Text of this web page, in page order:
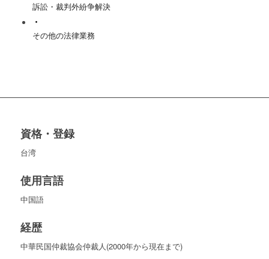
訴訟・裁判外紛争解決
その他の法律業務
資格・登録
台湾
使用言語
中国語
経歴
中華民国仲裁協会仲裁人(2000年から現在まで)